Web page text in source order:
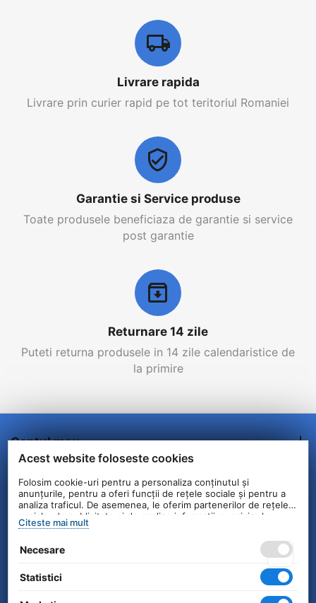
Livrare rapida
Livrare prin curier rapid pe tot teritoriul Romaniei
Garantie si Service produse
Toate produsele beneficiaza de garantie si service
post garantie
Returnare 14 zile
Puteti returna produsele in 14 zile calendaristice de
la primire
Contul meu
Comenzi/Livrare
Informatii clienti
Contact
Acest website foloseste cookies
Folosim cookie-uri pentru a personaliza conținutul și
anunțurile, pentru a oferi funcții de rețele sociale și pentru a
analiza traficul. De asemenea, le oferim partenerilor de rețele
sociale, de publicitate și de analize informații cu privire la
modul în care folosiți site-ul nostru. Aceștia le pot combina cu
serviciilor lor.
Citeste mai mult
Necesare
Statistici